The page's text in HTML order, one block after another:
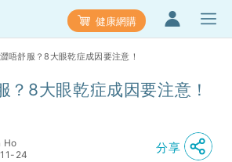
健康網購
澀唔舒服？8大眼乾症成因要注意！
？8大眼乾症成因要注意！
Ho
24
分享